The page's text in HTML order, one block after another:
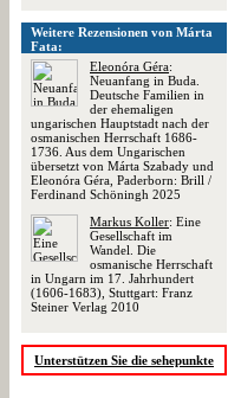
Weitere Rezensionen von Márta
Fata:
Eleonóra Géra:
Neuanfang in Buda.
Deutsche Familien in
der ehemaligen
ungarischen Hauptstadt nach der
osmanischen Herrschaft 1686-
1736. Aus dem Ungarischen
übersetzt von Márta Szabady und
Eleonóra Géra, Paderborn: Brill /
Ferdinand Schöningh 2025
Markus Koller: Eine
Gesellschaft im
Wandel. Die
osmanische Herrschaft
in Ungarn im 17. Jahrhundert
(1606-1683), Stuttgart: Franz
Steiner Verlag 2010
Unterstützen Sie die sehepunkte